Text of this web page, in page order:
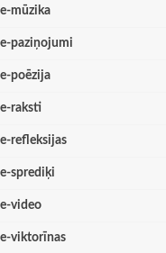
e-mūzika
e-paziņojumi
e-poēzija
e-raksti
e-refleksijas
e-sprediķi
e-video
e-viktorīnas